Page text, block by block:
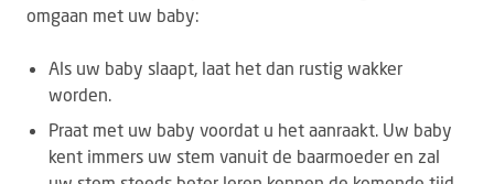
omgaan met uw baby:
Als uw baby slaapt, laat het dan rustig wakker
worden.
Praat met uw baby voordat u het aanraakt. Uw baby
kent immers uw stem vanuit de baarmoeder en zal